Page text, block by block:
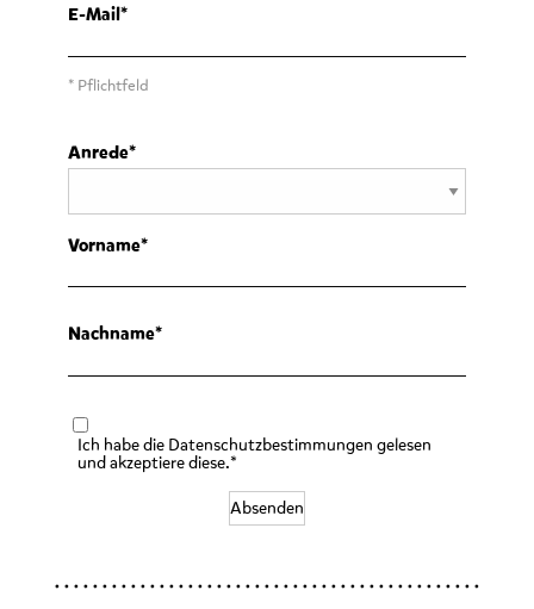
E-Mail
* Pflichtfeld
Anrede
Vorname
Nachname
Ich habe die Datenschutzbestimmungen gelesen
und akzeptiere diese.*
Absenden